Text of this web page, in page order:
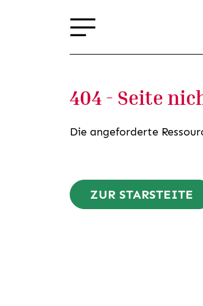
404 - Seite
Die angeforderte
ZUR STARSTEITE